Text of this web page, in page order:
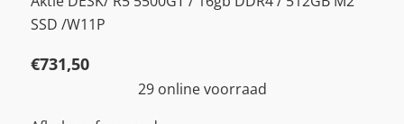
SSD /W11P
€731,50
29 online voorraad